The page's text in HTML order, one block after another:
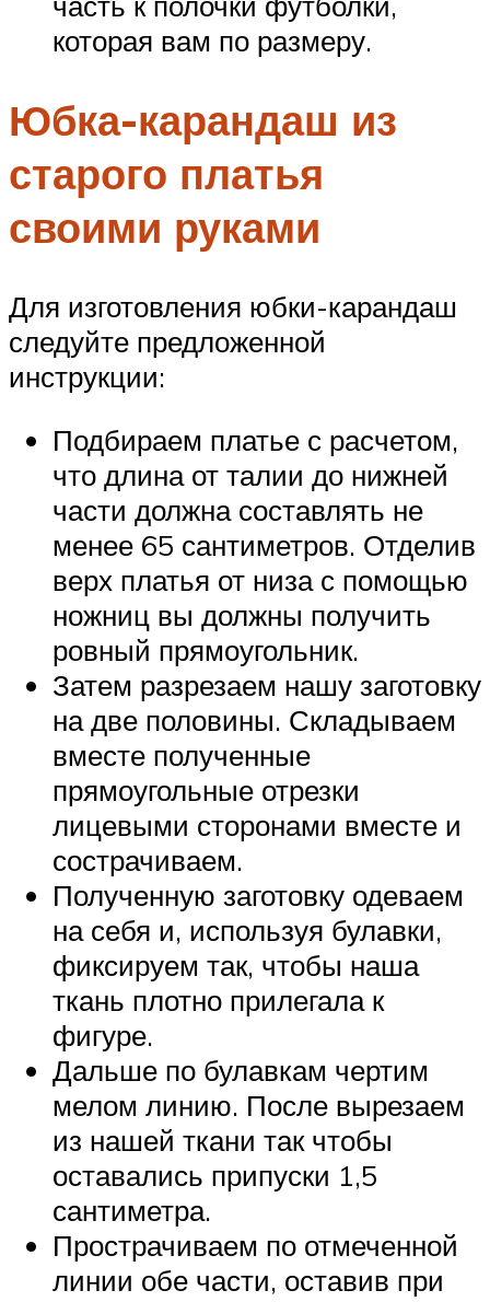
которая вам по размеру.
Юбка-карандаш из
старого платья
своими руками
Для изготовления юбки-карандаш
следуйте предложенной
инструкции:
Подбираем платье с расчетом,
что длина от талии до нижней
части должна составлять не
менее 65 сантиметров. Отделив
верх платья от низа с помощью
ножниц вы должны получить
ровный прямоугольник.
Затем разрезаем нашу заготовку
на две половины. Складываем
вместе полученные
прямоугольные отрезки
лицевыми сторонами вместе и
сострачиваем.
Полученную заготовку одеваем
на себя и, используя булавки,
фиксируем так, чтобы наша
ткань плотно прилегала к
фигуре.
Дальше по булавкам чертим
мелом линию. После вырезаем
из нашей ткани так чтобы
оставались припуски 1,5
сантиметра.
Прострачиваем по отмеченной
линии обе части, оставив при